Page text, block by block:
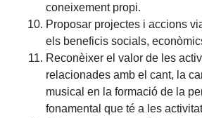
coneixement propi.
Proposar projectes i accions
els beneficis socials,
Reconèixer el valor de les
relacionades amb el cant, la
musical en la formació de la
fonamental que té a les